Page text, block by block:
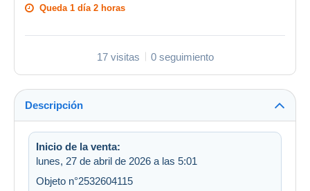
Queda 1 día 2 horas
17 visitas 0 seguimiento
Descripción
Inicio de la venta:
lunes, 27 de abril de 2026 a las 5:01
Objeto n°2532604115